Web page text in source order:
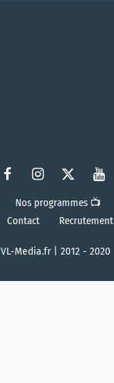
Nos programmes 📺
Contact
Recrutement
VL-Media.fr | 2012 - 2020